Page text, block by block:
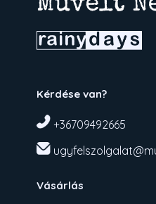
Kérdése van?
+36709492665
Vásárlás